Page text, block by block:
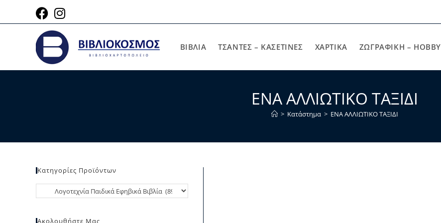
ΒΙΒΛΙΑ ΤΣΑΝΤΕΣ – ΚΑΣΕΤΙΝΕΣ ΧΑΡΤΙΚΆ ΖΩΓΡΑΦΙΚΉ – HOBBY
ΕΝΑ ΑΛΛΙΩΤΙΚΟ ΤΑΞΙΔΙ
> Κατάστημα > ΕΝΑ ΑΛΛΙΩΤΙΚΟ ΤΑΞΙΔΙ
Κατηγορίες Προϊόντων
Ακολουθήστε Μας